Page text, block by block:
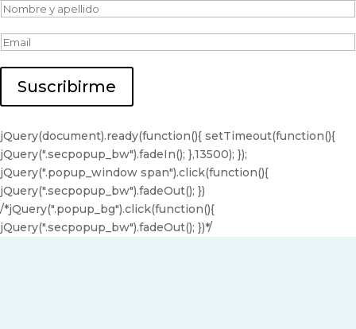
N
m
a
p
e
l
l
i
E
*
Suscribirme
jQuery(document).ready(function(){ setTimeout(function(){
jQuery(".secpopup_bw").fadeIn(); },13500); });
jQuery(".popup_window span").click(function(){
jQuery(".secpopup_bw").fadeOut(); })
/*jQuery(".popup_bg").click(function(){
jQuery(".secpopup_bw").fadeOut(); })*/